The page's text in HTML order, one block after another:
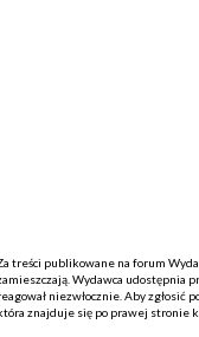
treści publikowane na forum
Wydawca udostępnia
niezwłocznie. Aby zgłosić
znajduje się po prawej stronie